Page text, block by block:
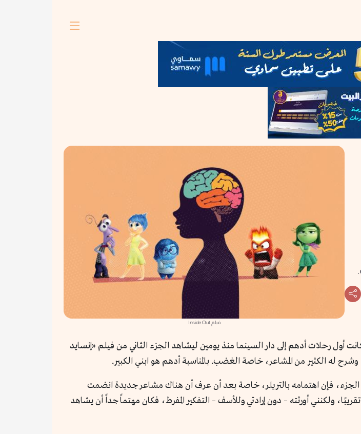
فيلم Inside Out
رحلات أدهم إلى دار السينما منذ يومين ليشاهد الجزء الثاني من فيلم «إنسايد
له الكثير من المشاعر، خاصة الغضب. بالمناسبة أدهم هو ابني الكبير.
فإن اهتمامه بالتريلر، خاصة بعد أن عرف أن هناك مشاعر جديدة انضمت
ولكنني أورثته – دون إرادتي وللأسف – التفكير المفرط، فكان مهتماً جداً أن يشاهد